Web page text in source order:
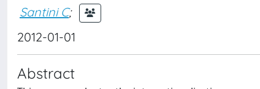
Santini C;
2012-01-01
Abstract